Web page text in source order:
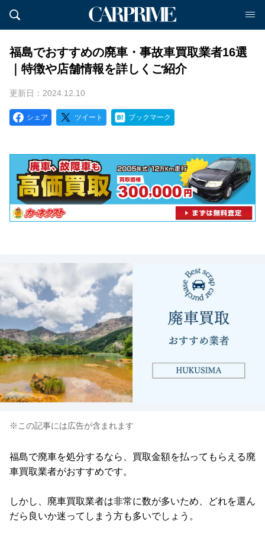
福島でおすすめの廃車・事故車買取業者16選
｜特徴や店舗情報を詳しくご紹介
更新日：2024.12.10
シェア ツイート ブックマーク
※この記事には広告が含まれます
福島で廃車を処分するなら、買取金額を払ってもらえる廃
車買取業者がおすすめです。
しかし、廃車買取業者は非常に数が多いため、どれを選ん
だら良いか迷ってしまう方も多いでしょう。